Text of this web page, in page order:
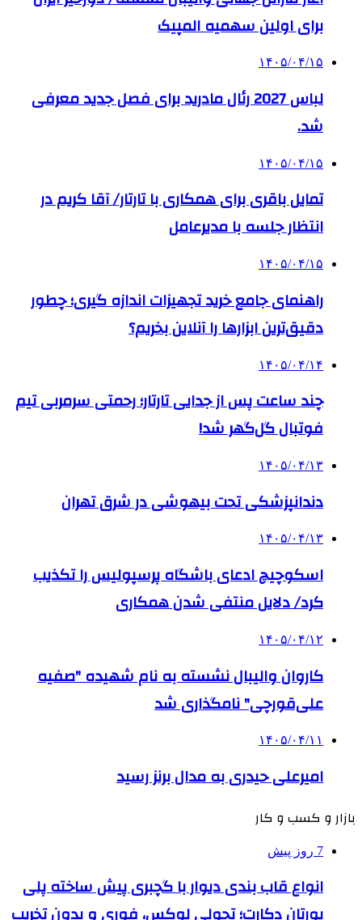
برای اولین سهمیه المپیک
۱۴۰۵/۰۴/۱۵
لباس 2027 رئال مادرید برای فصل جدید معرفی
شد.
۱۴۰۵/۰۴/۱۵
تمایل باقری برای همکاری با تارتار/ آقا کریم در
انتظار جلسه با مدیرعامل
۱۴۰۵/۰۴/۱۵
راهنمای جامع خرید تجهیزات اندازه گیری؛ چطور
دقیق‌ترین ابزارها را آنلاین بخریم؟
۱۴۰۵/۰۴/۱۴
چند ساعت پس از جدایی تارتار؛ رحمتی سرمربی تیم
فوتبال گل‌گهر شد!
۱۴۰۵/۰۴/۱۳
دندانپزشکی تحت بیهوشی در شرق تهران
۱۴۰۵/۰۴/۱۳
اسکوچیچ ادعای باشگاه پرسپولیس را تکذیب
کرد/ دلایل منتفی شدن همکاری
۱۴۰۵/۰۴/۱۲
کاروان والیبال نشسته به نام شهیده "صفیه
علی‌قورچی" نامگذاری شد
۱۴۰۵/۰۴/۱۱
امیرعلی حیدری به مدال برنز رسید
بازار و کسب و کار
7 روز پیش
انواع قاب بندی دیوار با گچبری پیش ساخته پلی